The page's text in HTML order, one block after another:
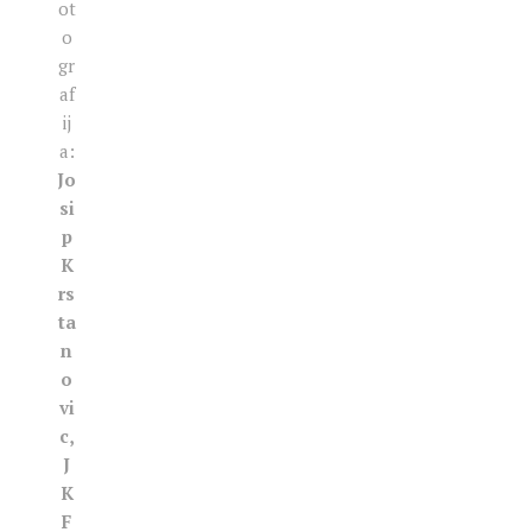
ot
o
gr
af
ij
a:
Jo
si
p
K
rs
ta
n
o
vi
c,
J
K
F